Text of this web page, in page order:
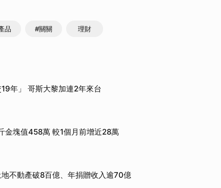
品 #關關 理財
年」 哥斯大黎加連2年來台
金塊值458萬 較1個月前增近28萬
不動產破8百億、年捐贈收入逾70億